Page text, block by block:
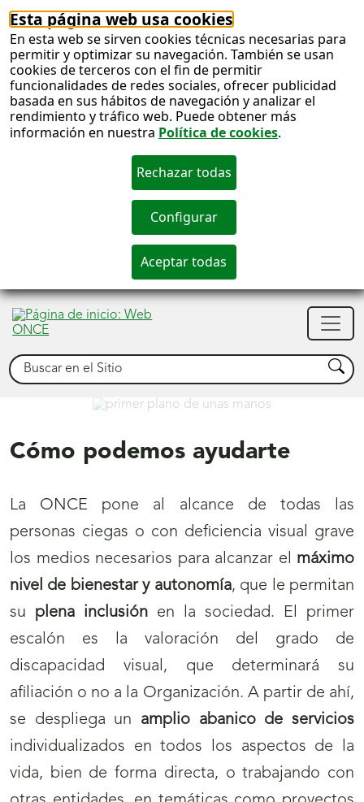
Esta página web usa cookies
En esta web se sirven cookies técnicas necesarias para
permitir y optimizar su navegación. También se usan
cookies de terceros con el fin de permitir
funcionalidades de redes sociales, ofrecer publicidad
basada en sus hábitos de navegación y analizar el
rendimiento y tráfico web. Puede obtener más
información en nuestra Política de cookies.
Buscar Buscar
Déjanos ayudarte
Cómo podemos ayudarte
La ONCE pone al alcance de todas las
personas ciegas o con deficiencia visual grave
los medios necesarios para alcanzar el máximo
nivel de bienestar y autonomía, que le permitan
su plena inclusión en la sociedad. El primer
escalón es la valoración del grado de
discapacidad visual, que determinará su
afiliación o no a la Organización. A partir de ahí,
se despliega un amplio abanico de servicios
individualizados en todos los aspectos de la
vida, bien de forma directa, o trabajando con